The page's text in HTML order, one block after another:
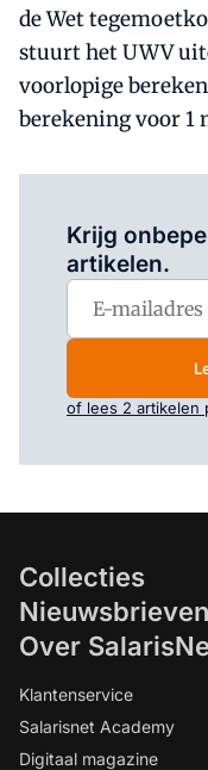
de Wet
stuurt het UWV
voorlopige
berekening voor 1
Krijg
artikelen.
of lees 2 artikelen
Collecties
Nieuwsbrieven
Over
Klantenservice
Salarisnet Academy
Digitaal magazine